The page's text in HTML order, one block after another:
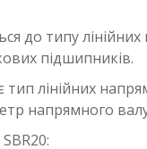
до типу
підшипників.
тип лінійних
напрямного